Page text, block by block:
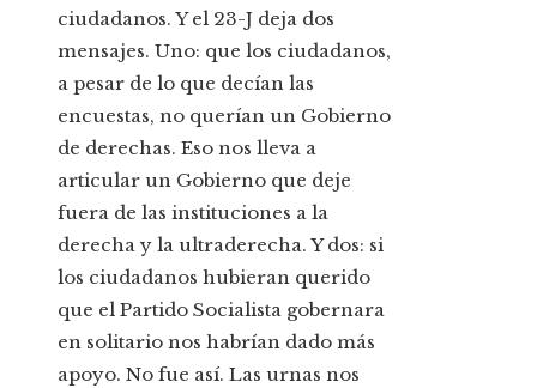
ciudadanos. Y el 23-J deja dos
mensajes. Uno: que los ciudadanos,
a pesar de lo que decían las
encuestas, no querían un Gobierno
de derechas. Eso nos lleva a
articular un Gobierno que deje
fuera de las instituciones a la
derecha y la ultraderecha. Y dos: si
los ciudadanos hubieran querido
que el Partido Socialista gobernara
en solitario nos habrían dado más
apoyo. No fue así. Las urnas nos